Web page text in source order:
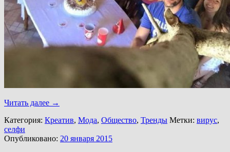
Читать далее →
Категория: Креатив, Мода, Общество, Тренды Метки: вирус,
селфи
Опубликовано: 20 января 2015